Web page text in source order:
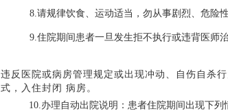
8.请规律饮食、运动适当，勿从事剧烈、危险
9.住院期间患者一旦发生拒不执行或违背医师
违反医院或病房管理规定或出现冲动、自伤自杀
式，入住封闭 病房。
10.办理自动出院说明：患者住院期间出现下